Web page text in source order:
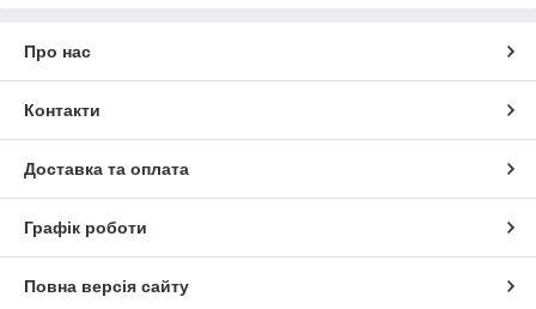
Про нас
Контакти
Доставка та оплата
Графік роботи
Повна версія сайту